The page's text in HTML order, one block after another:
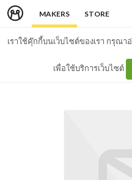
MAKERS STORE
เราใช้คุ๊กกี้บนเว็บไซต์ของเรา กรุณ
เพื่อใช้บริการเว็บไซต์